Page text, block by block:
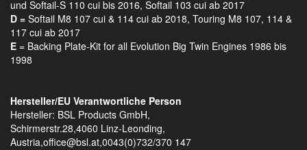
und Softail-S 110 cui bis 2016, Softail 103 cui ab 2017
D = Softail M8 107 cui & 114 cui ab 2018, Touring M8 107, 114 &
117 cui ab 2017
E = Backing Plate-Kit for all Evolution Big Twin Engines 1986 bis
1998
Hersteller/EU Verantwortliche Person
Hersteller: BSL Products GmbH,
Schirmerstr.28,4060 Linz-Leonding,
Austria,office@bsl.at,0043(0)732/370 147